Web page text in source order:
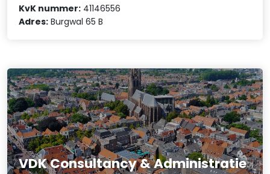
KvK nummer: 41146556
Adres: Burgwal 65 B
VDK Consultancy & Administratie